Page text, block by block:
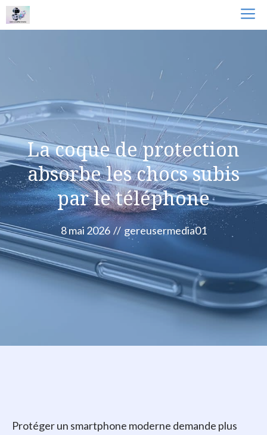
Aller
au
La coque de protection
absorbe les chocs subis
par le téléphone
8 mai 2026 // gereusermedia01
Protéger un smartphone moderne demande plus